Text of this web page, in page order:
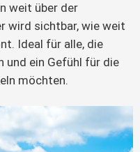
weit über der
wird sichtbar, wie weit
Ideal für alle, die
und ein Gefühl für die
möchten.